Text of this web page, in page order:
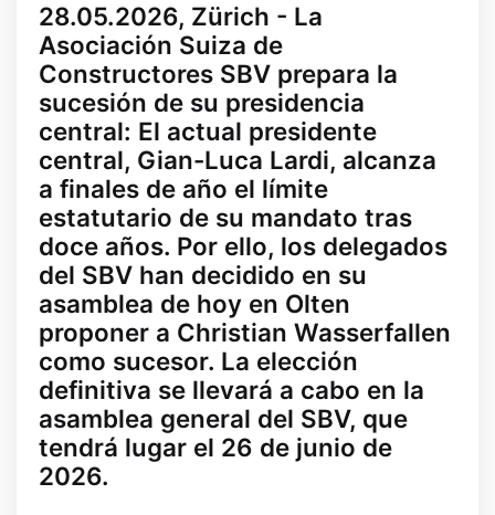
28.05.2026, Zürich - La
Asociación Suiza de
Constructores SBV prepara la
sucesión de su presidencia
central: El actual presidente
central, Gian-Luca Lardi, alcanza
a finales de año el límite
estatutario de su mandato tras
doce años. Por ello, los delegados
del SBV han decidido en su
asamblea de hoy en Olten
proponer a Christian Wasserfallen
como sucesor. La elección
definitiva se llevará a cabo en la
asamblea general del SBV, que
tendrá lugar el 26 de junio de
2026.